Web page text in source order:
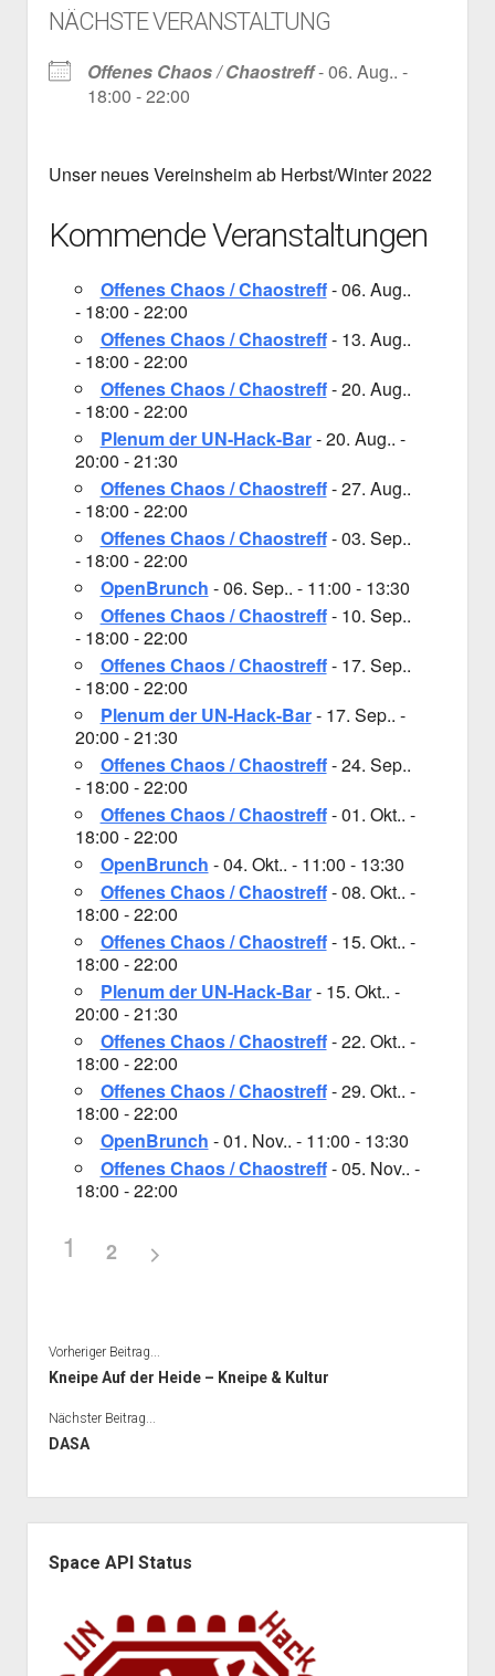
Mailingliste
Telefon
Dienste und Datenschutz
menu
Webservices
Datenschutzerklärung und Verfügbarkeit der Dienste
Der Verein
open
dropdown
(Förder)Mitglied werden
NÄCHSTE VERANSTALTUNG
Offenes Chaos / Chaostreff- 06. Aug.. -
18:00 - 22:00
Unser neues Vereinsheim ab Herbst/Winter 2022
Kommende Veranstaltungen
Offenes Chaos / Chaostreff- 06. Aug..
- 18:00 - 22:00
Offenes Chaos / Chaostreff- 13. Aug..
- 18:00 - 22:00
Offenes Chaos / Chaostreff- 20. Aug..
- 18:00 - 22:00
Plenum der UN-Hack-Bar- 20. Aug.. -
20:00 - 21:30
Offenes Chaos / Chaostreff- 27. Aug..
- 18:00 - 22:00
Offenes Chaos / Chaostreff- 03. Sep..
- 18:00 - 22:00
OpenBrunch - 06. Sep.. - 11:00 - 13:30
Offenes Chaos / Chaostreff- 10. Sep..
- 18:00 - 22:00
Offenes Chaos / Chaostreff- 17. Sep..
- 18:00 - 22:00
Plenum der UN-Hack-Bar- 17. Sep.. -
20:00 - 21:30
Offenes Chaos / Chaostreff- 24. Sep..
- 18:00 - 22:00
Offenes Chaos / Chaostreff- 01. Okt.. -
18:00 - 22:00
OpenBrunch - 04. Okt.. - 11:00 - 13:30
Offenes Chaos / Chaostreff- 08. Okt.. -
18:00 - 22:00
Offenes Chaos / Chaostreff- 15. Okt.. -
18:00 - 22:00
Plenum der UN-Hack-Bar- 15. Okt.. -
20:00 - 21:30
Offenes Chaos / Chaostreff- 22. Okt.. -
18:00 - 22:00
Offenes Chaos / Chaostreff- 29. Okt.. -
18:00 - 22:00
OpenBrunch - 01. Nov.. - 11:00 - 13:30
Offenes Chaos / Chaostreff- 05. Nov.. -
18:00 - 22:00
1 2
Vorheriger Beitrag...
Kneipe Auf der Heide – Kneipe & Kultur
Nächster Beitrag...
DASA
Space API Status